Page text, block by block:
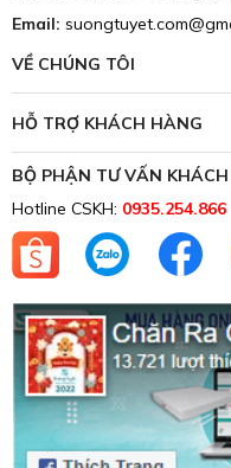
📞Hotline:
📍 Showroom1: 80
Thanh Khê, TP. Đà
📍 Showroom2: 12 Tô
Đà Nẵng
📍 Showroom3: 71
Trà, TP. Đà Nẵng
🌐Website:
Email:
VỀ CHÚNG TÔI
HỖ TRỢ KHÁCH HÀNG
BỘ PHẬN TƯ VẤN
Hotline CSKH: 0935.254.866